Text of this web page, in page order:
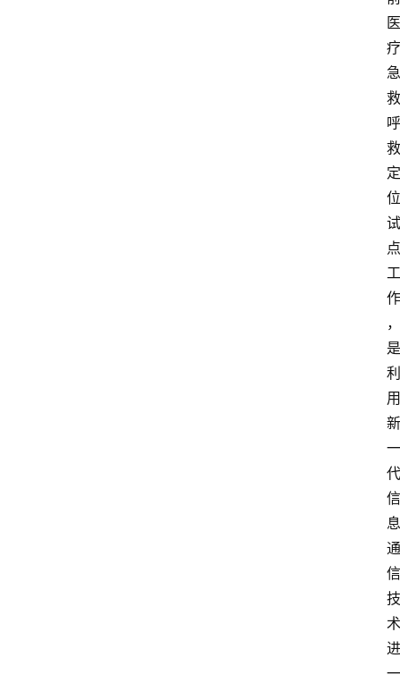
医
疗
急
救
呼
救
定
位
试
点
工
作
，
是
利
用
新
一
代
信
息
通
信
技
术
进
一